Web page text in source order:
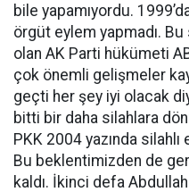
bile yapamıyordu.
örgüt eylem yapmadı.
olan AK Parti hükümeti
çok önemli gelişmeler
geçti her şey iyi olacak
bitti bir daha silahlara
PKK 2004 yazında
Bu beklentimizden de
kaldı. İkinci defa Abdullah